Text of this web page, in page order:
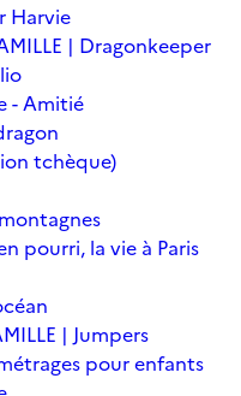
Harvie
| Dragonkeeper
- Amitié
tchèque)
pourri, la vie à Paris
| Jumpers
pour enfants